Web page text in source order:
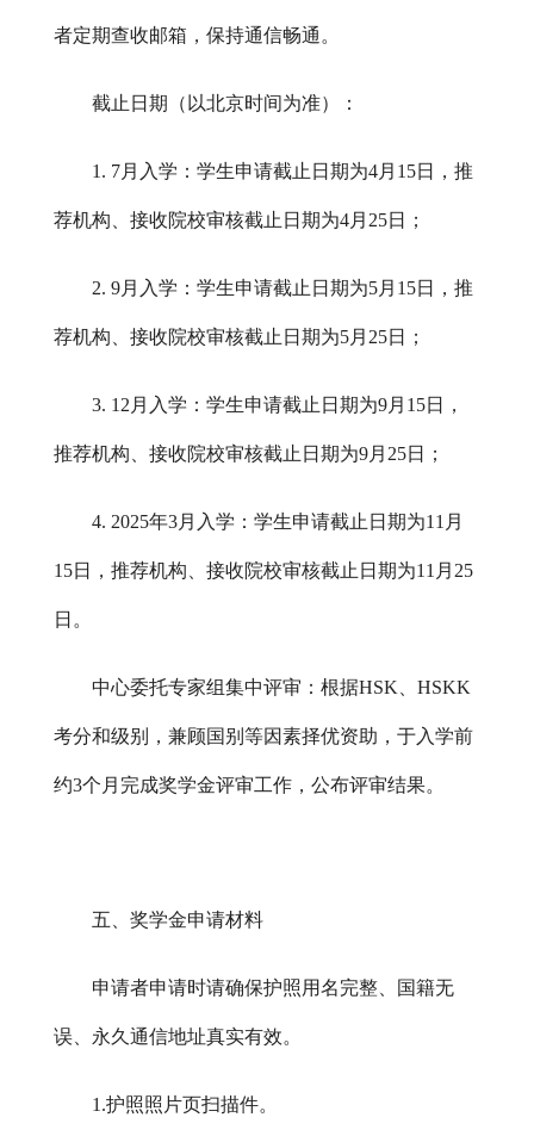
者定期查收邮箱，保持通信畅通。
截止日期（以北京时间为准）：
1. 7月入学：学生申请截止日期为4月15日，推
荐机构、接收院校审核截止日期为4月25日；
2. 9月入学：学生申请截止日期为5月15日，推
荐机构、接收院校审核截止日期为5月25日；
3. 12月入学：学生申请截止日期为9月15日，
推荐机构、接收院校审核截止日期为9月25日；
4. 2025年3月入学：学生申请截止日期为11月
15日，推荐机构、接收院校审核截止日期为11月25
日。
中心委托专家组集中评审：根据HSK、HSKK
考分和级别，兼顾国别等因素择优资助，于入学前
约3个月完成奖学金评审工作，公布评审结果。
五、奖学金申请材料
申请者申请时请确保护照用名完整、国籍无
误、永久通信地址真实有效。
1.护照照片页扫描件。